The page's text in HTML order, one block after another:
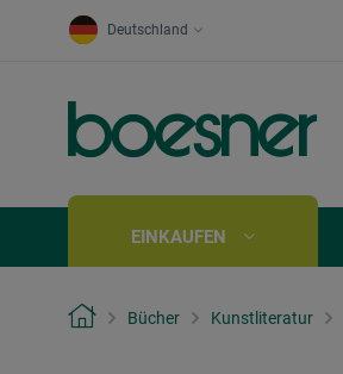
Deutschland
EINKAUFEN
Bücher Kunstliteratur